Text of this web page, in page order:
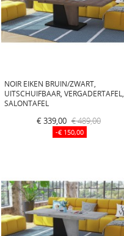
NOIR EIKEN BRUIN/ZWART,
UITSCHUIFBAAR, VERGADERTAFEL,
SALONTAFEL
€ 339,00 € 489,00
-€ 150,00